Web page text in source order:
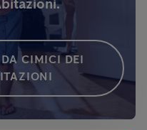
CIMICI DEI